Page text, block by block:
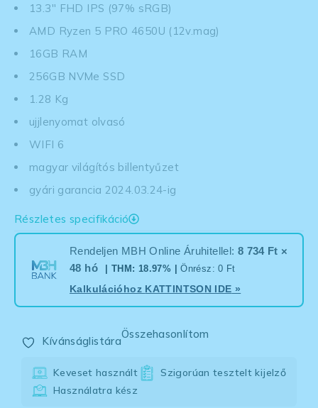
13.3'' FHD IPS (97% sRGB)
AMD Ryzen 5 PRO 4650U (12v.mag)
16GB RAM
256GB NVMe SSD
1.28 Kg
ujjlenyomat olvasó
WIFI 6
magyar világítós billentyűzet
gyári garancia 2024.03.24-ig
Részletes specifikáció
Rendeljen MBH Online Áruhitellel: 8 734 Ft ×
48 hó
| THM: 18.97% |Önrész: 0 Ft
Kalkulációhoz KATTINTSON IDE »
Kívánságlistára
Összehasonlítom
Keveset használt
Szigorúan tesztelt kijelző
Használatra kész